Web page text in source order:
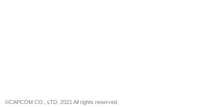
©CAPCOM CO., LTD. 2021 All rights reserved.